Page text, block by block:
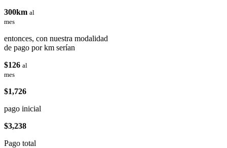
300km al
mes
entonces, con nuestra modalidad
de pago por km serían
$126 al
mes
$1,726
pago inicial
$3,238
Pago total